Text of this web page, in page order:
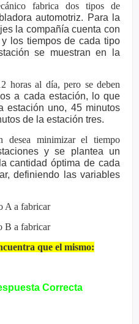
fabrica dos tipos de
automotriz. Para la
la compañía cuenta con
los tiempos de cada tipo
se muestran en la
horas al día, pero se deben
a cada estación, lo que
estación uno, 45 minutos
de la estación tres.
desea minimizar el tiempo
y se plantea un
cantidadóptima de cada
definiendo las variables
A a fabricar
B a fabricar
que el mismo:
Correcta